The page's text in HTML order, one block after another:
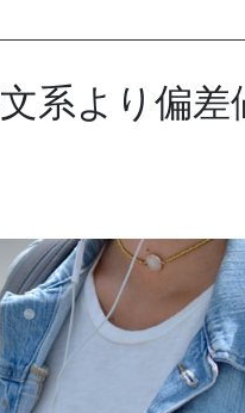
系より偏差